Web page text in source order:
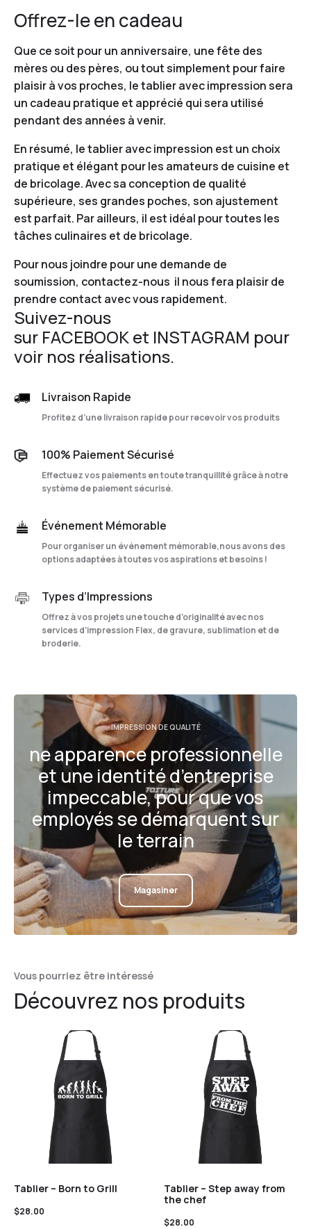
Offrez-le en cadeau
Que ce soit pour un anniversaire, une fête des
mères ou des pères, ou tout simplement pour faire
plaisir à vos proches, le tablier avec impression sera
un cadeau pratique et apprécié qui sera utilisé
pendant des années à venir.
En résumé, le tablier avec impression est un choix
pratique et élégant pour les amateurs de cuisine et
de bricolage. Avec sa conception de qualité
supérieure, ses grandes poches, son ajustement
est parfait. Par ailleurs, il est idéal pour toutes les
tâches culinaires et de bricolage.
Pour nous joindre pour une demande de
soumission, contactez-nous il nous fera plaisir de
prendre contact avec vous rapidement.
Suivez-nous
sur FACEBOOKet INSTAGRAM pour
voir nos réalisations.
Livraison Rapide
Profitez d’une livraison rapide pour recevoir vos produits
100% Paiement Sécurisé
Effectuez vos paiements en toute tranquillité grâce à notre
système de paiement sécurisé.
Événement Mémorable
Pour organiser un événement mémorable,nous avons des
options adaptées à toutes vos aspirations et besoins !
Types d’Impressions
Offrez à vos projets une touche d’originalité avec nos
services d’impression Flex, de gravure, sublimation et de
broderie.
IMPRESSION DE QUALITÉ
ne apparence professionnelle
et une identité d’entreprise
impeccable, pour que vos
employés se démarquent sur
le terrain
Magasiner
Vous pourriez être intéressé
Découvrez nos produits
Tablier – Born to Grill
$28.00
Tablier – Step away from
the chef
$28.00